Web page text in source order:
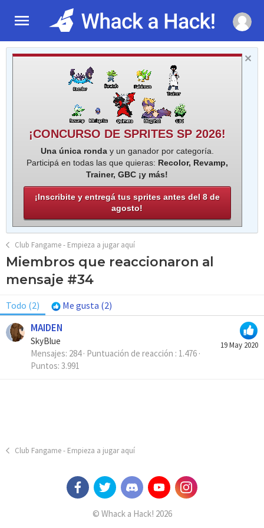
¡CONCURSO DE SPRITES SP 2026!
Una única ronday un ganador por categoría.
Participá en todas las que quieras: Recolor, Revamp,
Trainer, GBC ¡y más!
¡Inscribite y entregá tus sprites antes del 8 de
agosto!
Club Fangame - Empieza a jugar aquí
Miembros que reaccionaron al
mensaje #34
Todo (2) Me gusta (2)
19 May 2020
MAIDEN
SkyBlue
Mensajes 284 Puntuación de reacción 1.476
Puntos 3.991
Club Fangame - Empieza a jugar aquí
© Whack a Hack! 2026